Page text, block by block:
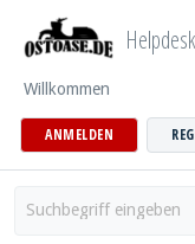
Willkommen
ANMELDEN